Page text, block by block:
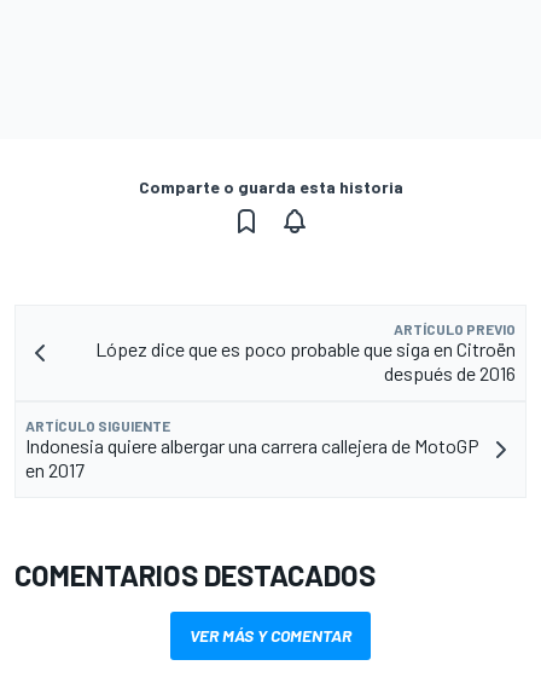
Comparte o guarda esta historia
ARTÍCULO PREVIO
López dice que es poco probable que siga en Citroën
después de 2016
ARTÍCULO SIGUIENTE
Indonesia quiere albergar una carrera callejera de MotoGP
en 2017
COMENTARIOS DESTACADOS
VER MÁS Y COMENTAR